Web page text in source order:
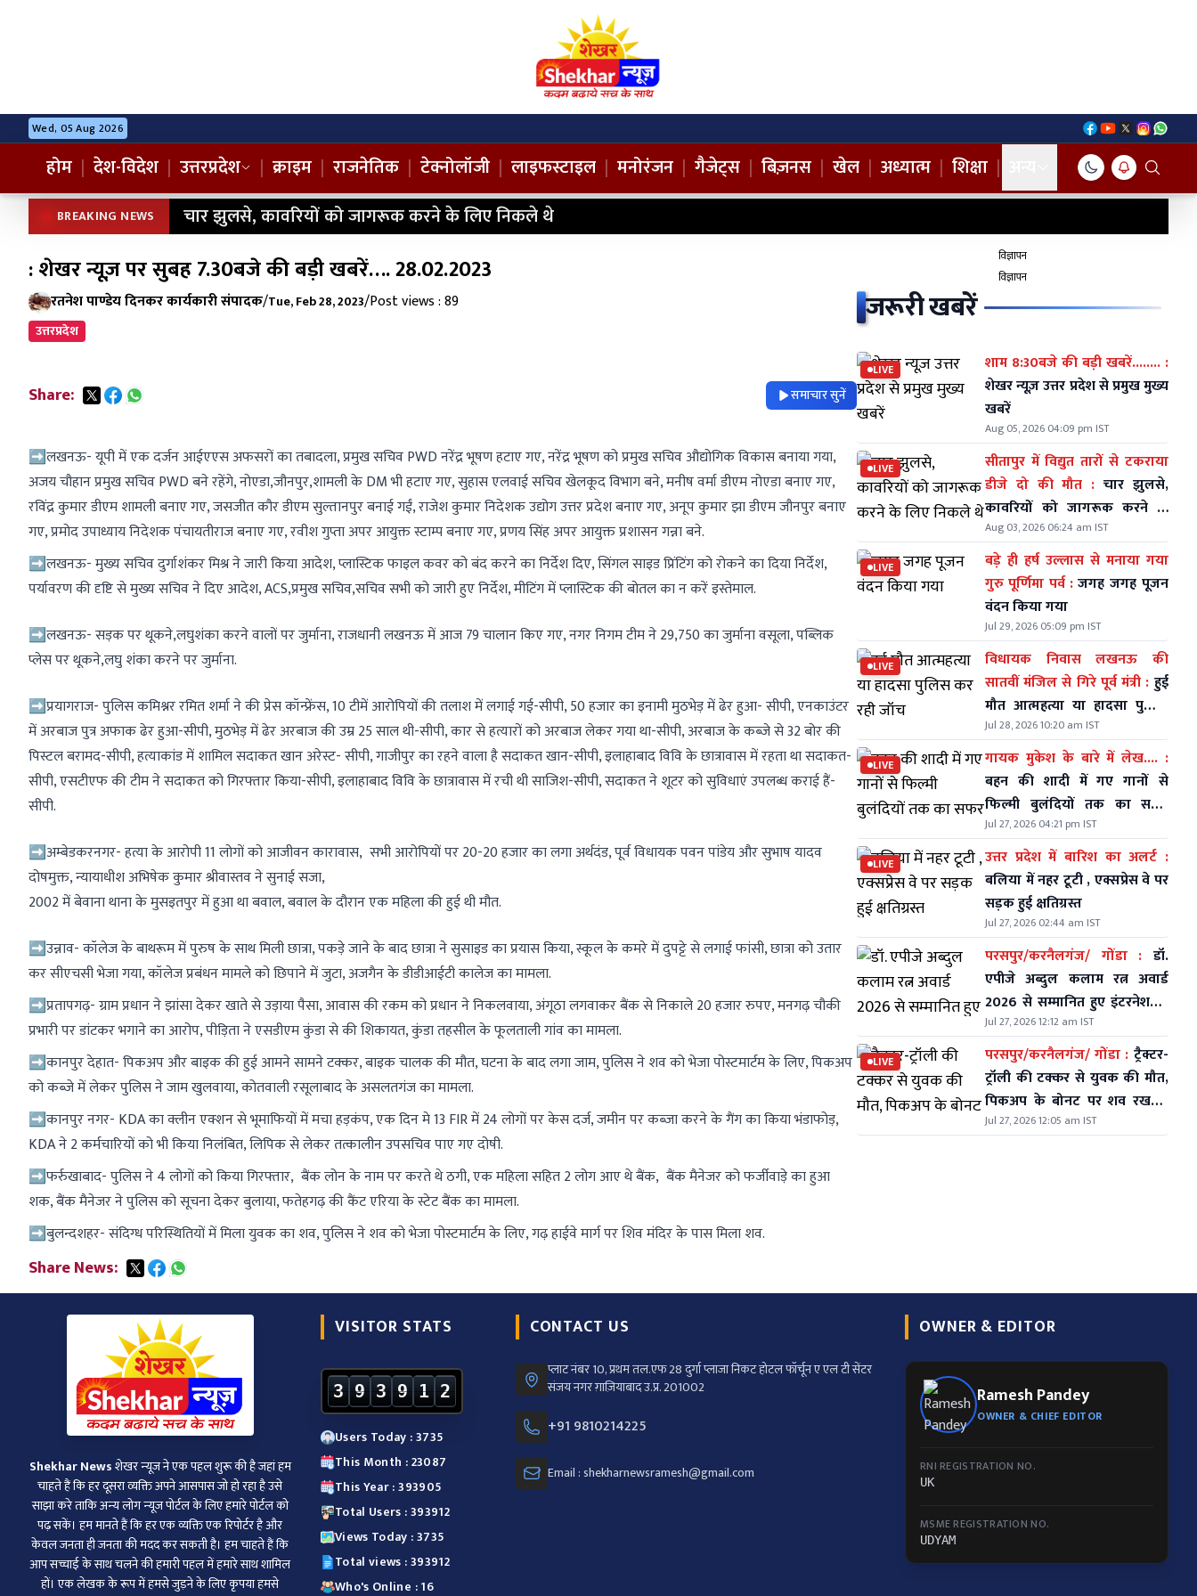
Wed, 05 Aug 2026
होम | देश-विदेश | उत्तरप्रदेश | क्राइम | राजनेतिक | टेक्नोलॉजी | लाइफस्टाइल | मनोरंजन | गैजेट्स | बिज़नस | खेल | अध्यात्म | शिक्षा |
BREAKING NEWS चार झुलसे, कावरियों को जागरूक करने के लिए निकले थे
: शेखर न्यूज़ पर सुबह 7.30बजे की बड़ी खबरें…. 28.02.2023
रतनेश पाण्डेय दिनकर कार्यकारी संपादक/Tue, Feb 28, 2023/Post views : 89
उत्तरप्रदेश
Share: समाचार सुनें
➡️लखनऊ- यूपी में एक दर्जन आईएएस अफसरों का तबादला, प्रमुख सचिव PWD नरेंद्र भूषण हटाए गए, नरेंद्र भूषण को प्रमुख सचिव औद्योगिक विकास बनाया गया,
अजय चौहान प्रमुख सचिव PWD बने रहेंगे, नोएडा,जौनपुर,शामली के DM भी हटाए गए, सुहास एलवाई सचिव खेलकूद विभाग बने, मनीष वर्मा डीएम नोएडा बनाए गए,
रविंद्र कुमार डीएम शामली बनाए गए, जसजीत कौर डीएम सुल्तानपुर बनाई गईं, राजेश कुमार निदेशक उद्योग उत्तर प्रदेश बनाए गए, अनूप कुमार झा डीएम जौनपुर बनाए
गए, प्रमोद उपाध्याय निदेशक पंचायतीराज बनाए गए, रवीश गुप्ता अपर आयुक्त स्टाम्प बनाए गए, प्रणय सिंह अपर आयुक्त प्रशासन गन्ना बने.
➡️लखनऊ- मुख्य सचिव दुर्गाशंकर मिश्र ने जारी किया आदेश, प्लास्टिक फाइल कवर को बंद करने का निर्देश दिए, सिंगल साइड प्रिंटिंग को रोकने का दिया निर्देश,
पर्यावरण की दृष्टि से मुख्य सचिव ने दिए आदेश, ACS,प्रमुख सचिव,सचिव सभी को जारी हुए निर्देश, मीटिंग में प्लास्टिक की बोतल का न करें इस्तेमाल.
➡️लखनऊ- सड़क पर थूकने,लघुशंका करने वालों पर जुर्माना, राजधानी लखनऊ में आज 79 चालान किए गए, नगर निगम टीम ने 29,750 का जुर्माना वसूला, पब्लिक
प्लेस पर थूकने,लघु शंका करने पर जुर्माना.
➡️प्रयागराज- पुलिस कमिश्नर रमित शर्मा ने की प्रेस कॉन्फ्रेंस, 10 टीमें आरोपियों की तलाश में लगाई गई-सीपी, 50 हजार का इनामी मुठभेड़ में ढेर हुआ- सीपी, एनकाउंटर
में अरबाज पुत्र अफाक ढेर हुआ-सीपी, मुठभेड़ में ढेर अरबाज की उम्र 25 साल थी-सीपी, कार से हत्यारों को अरबाज लेकर गया था-सीपी, अरबाज के कब्जे से 32 बोर की
पिस्टल बरामद-सीपी, हत्याकांड में शामिल सदाकत खान अरेस्ट- सीपी, गाजीपुर का रहने वाला है सदाकत खान-सीपी, इलाहाबाद विवि के छात्रावास में रहता था सदाकत-
सीपी, एसटीएफ की टीम ने सदाकत को गिरफ्तार किया-सीपी, इलाहाबाद विवि के छात्रावास में रची थी साजिश-सीपी, सदाकत ने शूटर को सुविधाएं उपलब्ध कराई हैं-
सीपी.
➡️अम्बेडकरनगर- हत्या के आरोपी 11 लोगों को आजीवन कारावास, सभी आरोपियों पर 20-20 हजार का लगा अर्थदंड, पूर्व विधायक पवन पांडेय और सुभाष यादव
दोषमुक्त, न्यायाधीश अभिषेक कुमार श्रीवास्तव ने सुनाई सजा,
2002 में बेवाना थाना के मुसइतपुर में हुआ था बवाल, बवाल के दौरान एक महिला की हुई थी मौत.
➡️उन्नाव- कॉलेज के बाथरूम में पुरुष के साथ मिली छात्रा, पकड़े जाने के बाद छात्रा ने सुसाइड का प्रयास किया, स्कूल के कमरे में दुपट्टे से लगाई फांसी, छात्रा को उतार
कर सीएचसी भेजा गया, कॉलेज प्रबंधन मामले को छिपाने में जुटा, अजगैन के डीडीआईटी कालेज का मामला.
➡️प्रतापगढ़- ग्राम प्रधान ने झांसा देकर खाते से उड़ाया पैसा, आवास की रकम को प्रधान ने निकलवाया, अंगूठा लगवाकर बैंक से निकाले 20 हजार रुपए, मनगढ़ चौकी
प्रभारी पर डांटकर भगाने का आरोप, पीड़िता ने एसडीएम कुंडा से की शिकायत, कुंडा तहसील के फूलताली गांव का मामला.
➡️कानपुर देहात- पिकअप और बाइक की हुई आमने सामने टक्कर, बाइक चालक की मौत, घटना के बाद लगा जाम, पुलिस ने शव को भेजा पोस्टमार्टम के लिए, पिकअप
को कब्जे में लेकर पुलिस ने जाम खुलवाया, कोतवाली रसूलाबाद के असलतगंज का मामला.
➡️कानपुर नगर- KDA का क्लीन एक्शन से भूमाफियों में मचा हड़कंप, एक दिन मे 13 FIR में 24 लोगों पर केस दर्ज, जमीन पर कब्जा करने के गैंग का किया भंडाफोड़,
KDA ने 2 कर्मचारियों को भी किया निलंबित, लिपिक से लेकर तत्कालीन उपसचिव पाए गए दोषी.
➡️फर्रुखाबाद- पुलिस ने 4 लोगों को किया गिरफ्तार, बैंक लोन के नाम पर करते थे ठगी, एक महिला सहित 2 लोग आए थे बैंक, बैंक मैनेजर को फर्जीवाड़े का हुआ
शक, बैंक मैनेजर ने पुलिस को सूचना देकर बुलाया, फतेहगढ़ की कैंट एरिया के स्टेट बैंक का मामला.
➡️बुलन्दशहर- संदिग्ध परिस्थितियों में मिला युवक का शव, पुलिस ने शव को भेजा पोस्टमार्टम के लिए, गढ़ हाईवे मार्ग पर शिव मंदिर के पास मिला शव.
Share News:
विज्ञापन
विज्ञापन
जरूरी खबरें
LIVE
शाम 8:30बजे की बड़ी खबरें........ :
शेखर न्यूज़ उत्तर प्रदेश से प्रमुख मुख्य
खबरें
Aug 05, 2026 04:09 pm IST
LIVE
सीतापुर में विद्युत तारों से टकराया
डीजे दो की मौत : चार झुलसे,
कावरियों को जागरूक करने के
लिए निकले थे
Aug 03, 2026 06:24 am IST
LIVE
बड़े ही हर्ष उल्लास से मनाया गया
गुरु पूर्णिमा पर्व :जगह जगह पूजन
वंदन किया गया
Jul 29, 2026 05:09 pm IST
LIVE
विधायक निवास लखनऊ की
सातवीं मंजिल से गिरे पूर्व मंत्री : हुई
मौत आत्महत्या या हादसा पुलिस
कर रही जॉच
Jul 28, 2026 10:20 am IST
LIVE
गायक मुकेश के बारे में लेख.... :
बहन की शादी में गए गानों से
फिल्मी बुलंदियों तक का सफर
मुकेश ने कैसे तय किया देखें
Jul 27, 2026 04:21 pm IST
LIVE
उत्तर प्रदेश में बारिश का अलर्ट :
बलिया में नहर टूटी , एक्सप्रेस वे पर
सड़क हुई क्षतिग्रस्त
Jul 27, 2026 02:44 am IST
परसपुर/करनैलगंज/ गोंडा : डॉ.
एपीजे अब्दुल कलाम रत्न अवार्ड
2026 से सम्मानित हुए इंटरनेशनल
जादूगर 'मिस्टर इंडिया'
Jul 27, 2026 12:12 am IST
LIVE परसपुर/करनैलगंज/ गोंडा : ट्रैक्टर-
ट्रॉली की टक्कर से युवक की मौत,
पिकअप के बोनट पर शव रखकर
थाने पर दो घंटे किया प्रदर्शन,
Jul 27, 2026 12:05 am IST
Shekhar Newsशेखर न्‍यूज ने एक पहल शुरू की है जहां हम
चाहते हैं कि हर दूसरा व्‍यक्ति अपने आसपास जो हो रहा है उसे
साझा करे ताकि अन्‍य लोग न्‍यूज पोर्टल के लिए हमारे पोर्टल को
पढ़ सकें। हम मानते हैं कि हर एक व्यक्ति एक रिपोर्टर है और
केवल जनता ही जनता की मदद कर सकती है। हम चाहते हैं कि
आप सच्चाई के साथ चलने की हमारी पहल में हमारे साथ शामिल
हों। एक लेखक के रूप में हमसे जुड़ने के लिए कृपया हमसे
VISITOR STATS
3 9 3 9 1 2
Users Today : 3735
This Month : 23087
This Year : 393905
Total Users : 393912
Views Today : 3735
Total views : 393912
Who's Online : 16
CONTACT US
प्लाट नंबर 10, प्रथम तल.एफ 28 दुर्गा प्लाजा निकट होटल फॉर्चून ए एल टी सेंटर
संजय नगर ग़ाज़ियाबाद उ.प्र. 201002
+91 9810214225
Email : shekharnewsramesh@gmail.com
OWNER & EDITOR
Ramesh Pandey
OWNER & CHIEF EDITOR
RNI REGISTRATION NO.
UK
MSME REGISTRATION NO.
UDYAM